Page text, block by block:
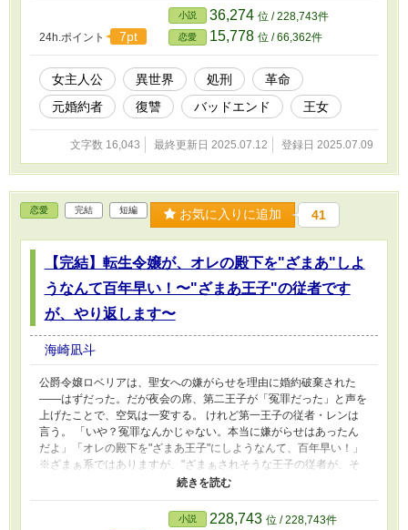
24h.ポイント 7pt
小説 36,274 位 / 228,743件
恋愛 15,778 位 / 66,362件
女主人公 異世界 処刑
革命
元婚約者
復讐 バッドエンド 王女
文字数 16,043 最終更新日 2025.07.12 登録日 2025.07.09
恋愛 完結 短編 お気に入りに追加 41
【完結】転生令嬢が、オレの殿下を"ざまあ"しよ
うなんて百年早い！〜"ざまあ王子"の従者です
が、やり返します〜
海崎凪斗
公爵令嬢ロベリアは、聖女への嫌がらせを理由に婚約破棄された
――はずだった。だが夜会の席、第二王子が「冤罪だった」と声を
上げたことで、空気は一変する。 けれど第一王子の従者・レンは
言う。 「いや？冤罪なんかじゃない。本当に嫌がらせはあったん
だよ」「オレの殿下を"ざまあ王子"にしようなんて、百年早い！」
※ざまぁ系ではありますが、"ざまぁされそうな王子の従者が、そ
れを阻止して悪役令嬢気取りの転生者をざまぁし返す話"です。主
小説 228,743 位 / 228,743件